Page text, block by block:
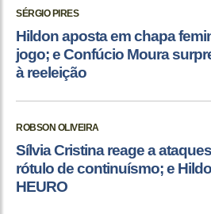
SÉRGIO PIRES
Hildon aposta em chapa
jogo; e Confúcio Moura
à reeleição
ROBSON OLIVEIRA
Sílvia Cristina reage a
rótulo de continuísmo; e
HEURO